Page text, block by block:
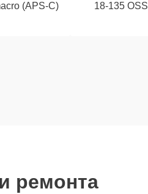
(APS‑C)
18‑135 OSS
ремонта